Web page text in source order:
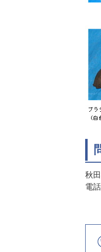
秋
電